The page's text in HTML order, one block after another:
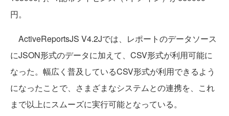
円。
ActiveReportsJS V4.2Jでは、レポートのデータソース
にJSON形式のデータに加えて、CSV形式が利用可能に
なった。幅広く普及しているCSV形式が利用できるよう
になったことで、さまざまなシステムとの連携を、これ
まで以上にスムーズに実行可能となっている。